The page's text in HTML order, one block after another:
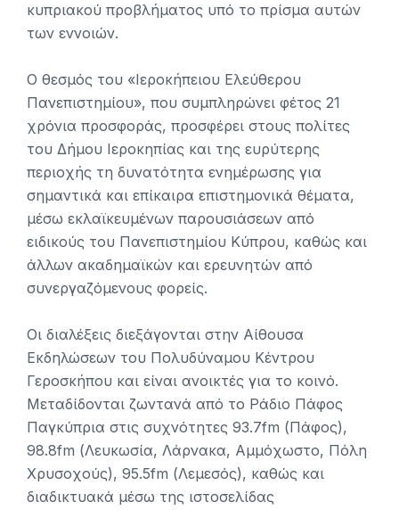
κυπριακού προβλήματος υπό το πρίσμα αυτών
των εννοιών.
Ο θεσμός του «Ιεροκήπειου Ελεύθερου
Πανεπιστημίου», που συμπληρώνει φέτος 21
χρόνια προσφοράς, προσφέρει στους πολίτες
του Δήμου Ιεροκηπίας και της ευρύτερης
περιοχής τη δυνατότητα ενημέρωσης για
σημαντικά και επίκαιρα επιστημονικά θέματα,
μέσω εκλαϊκευμένων παρουσιάσεων από
ειδικούς του Πανεπιστημίου Κύπρου, καθώς και
άλλων ακαδημαϊκών και ερευνητών από
συνεργαζόμενους φορείς.
Οι διαλέξεις διεξάγονται στην Αίθουσα
Εκδηλώσεων του Πολυδύναμου Κέντρου
Γεροσκήπου και είναι ανοικτές για το κοινό.
Μεταδίδονται ζωντανά από το Ράδιο Πάφος
Παγκύπρια στις συχνότητες 93.7fm (Πάφος),
98.8fm (Λευκωσία, Λάρνακα, Αμμόχωστο, Πόλη
Χρυσοχούς), 95.5fm (Λεμεσός), καθώς και
διαδικτυακά μέσω της ιστοσελίδας